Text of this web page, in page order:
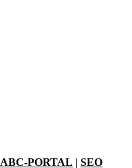
ABC-PORTAL | SEO